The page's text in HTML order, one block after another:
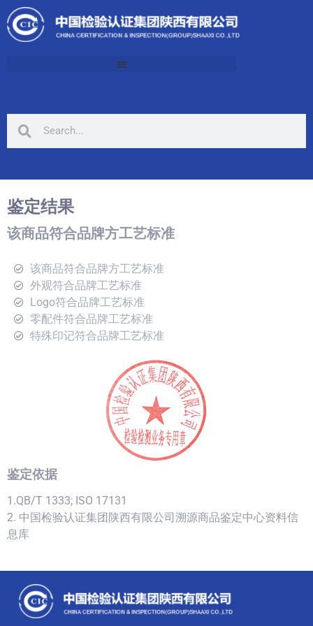
鉴定结果
该商品符合品牌方工艺标准
该商品符合品牌方工艺标准
外观符合品牌工艺标准
Logo符合品牌工艺标准
零配件符合品牌工艺标准
特殊印记符合品牌工艺标准
鉴定依据
1.QB/T 1333; ISO 17131
2. 中国检验认证集团陕西有限公司溯源商品鉴定中心资料信
息库